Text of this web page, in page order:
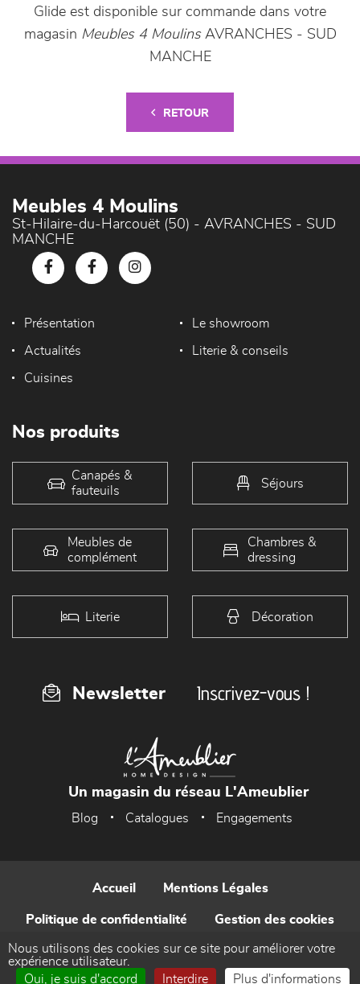
Glide est disponible sur commande dans votre
magasin Meubles 4 MoulinsAVRANCHES - SUD
MANCHE
RETOUR
Meubles 4 Moulins
St-Hilaire-du-Harcouët (50) - AVRANCHES - SUD
MANCHE
Présentation Le showroom
Actualités Literie & conseils
Cuisines
Nos produits
Canapés &
fauteuils
Séjours
Meubles de
complément
Chambres &
dressing
Literie Décoration
Newsletter Inscrivez-vous !
Un magasin du réseau L'Ameublier
Blog Catalogues Engagements
Accueil Mentions Légales
Politique de confidentialité Gestion des cookies
Contact
Nous utilisons des cookies sur ce site pour améliorer votre
expérience utilisateur.
Oui, je suis d'accord
Interdire Plus d'informations